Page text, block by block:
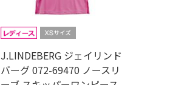
J.LINDEBERG ジェイリンド
バーグ 072-69470 ノースリ